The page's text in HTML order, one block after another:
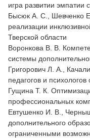
игра развитии эмпатии
Бысюк А. С., Шевченко
реализации
Тверской области
Воронкова В. В.
системы
Григорович Л. А.,
педагогов и психологов
Гущина Т. К.
профессиональных
Евтушенко И. В.,
дополнительного
ограниченными